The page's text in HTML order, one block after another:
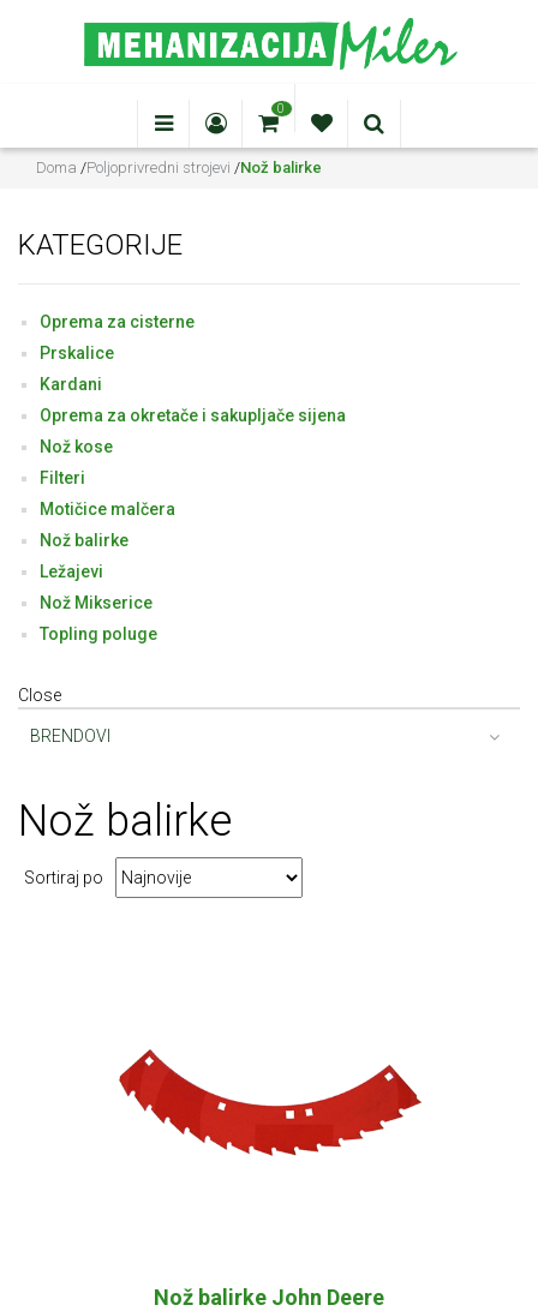
0
Doma /Poljoprivredni strojevi /Nož balirke
KATEGORIJE
Oprema za cisterne
Prskalice
Kardani
Oprema za okretače i sakupljače sijena
Nož kose
Filteri
Motičice malčera
Nož balirke
Ležajevi
Nož Mikserice
Topling poluge
Close
BRENDOVI
Nož balirke
Sortiraj po
Nož balirke John Deere